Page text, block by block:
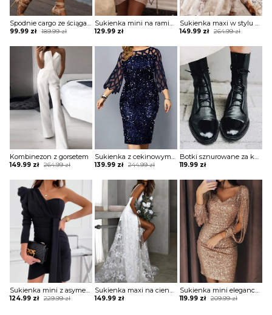
Spodnie cargo ze ściągaczami na dole
189.99zł
Original
was:
189.99 zł.
99.99 zł
Current
is:
99.99 zł.
Sukienka mini na ramiączkach błyszcząca
129.99 zł
Sukienka maxi w stylu boho z tiulową warstwą
264.99zł
Original
was:
264.99 zł.
149.99 zł
Current
is:
149.99 zł.
Kombinezon z gorsetem
264.99zł
Original
was:
264.99 zł.
149.99 zł
Current
is:
149.99 zł.
Sukienka z cekinowym przodem i paskami
244.99zł
Original
was:
139.99 zł
Current
Botki sznurowane za kostkę na płaskiej podeszwie
119.99 zł
Sukienka mini z asymetrycznym długim rękawem
229.99zł
Original
124.99 zł
Current
Sukienka maxi na cienkich ramiączkach koronkowa
149.99 zł
Sukienka mini elegancka z rozcięciami na rękawach
209.99zł
Original
119.99 zł
Current